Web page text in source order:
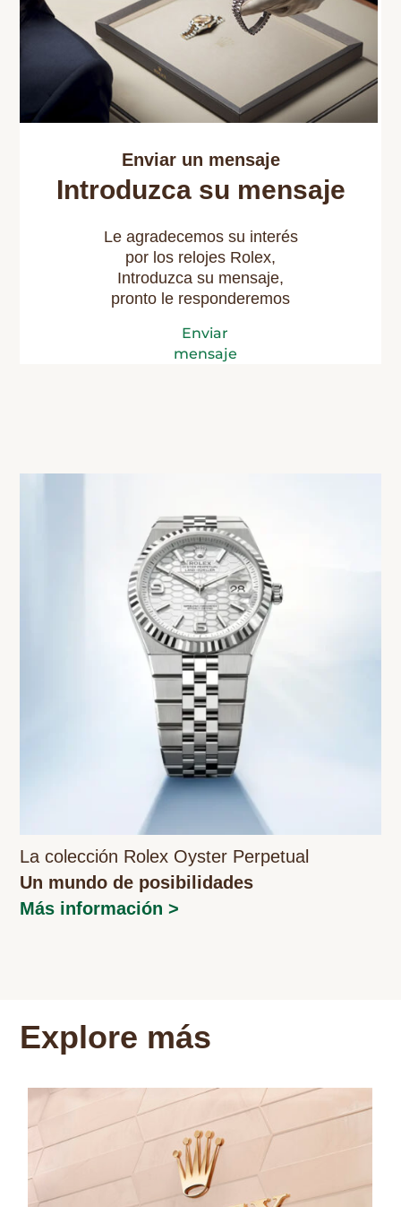
Enviar un mensaje
Introduzca su mensaje
Le agradecemos su interés
por los relojes Rolex,
Introduzca su mensaje,
pronto le responderemos
Enviar
mensaje
La colección Rolex Oyster Perpetual
Un mundo de posibilidades
Más información >
Explore más